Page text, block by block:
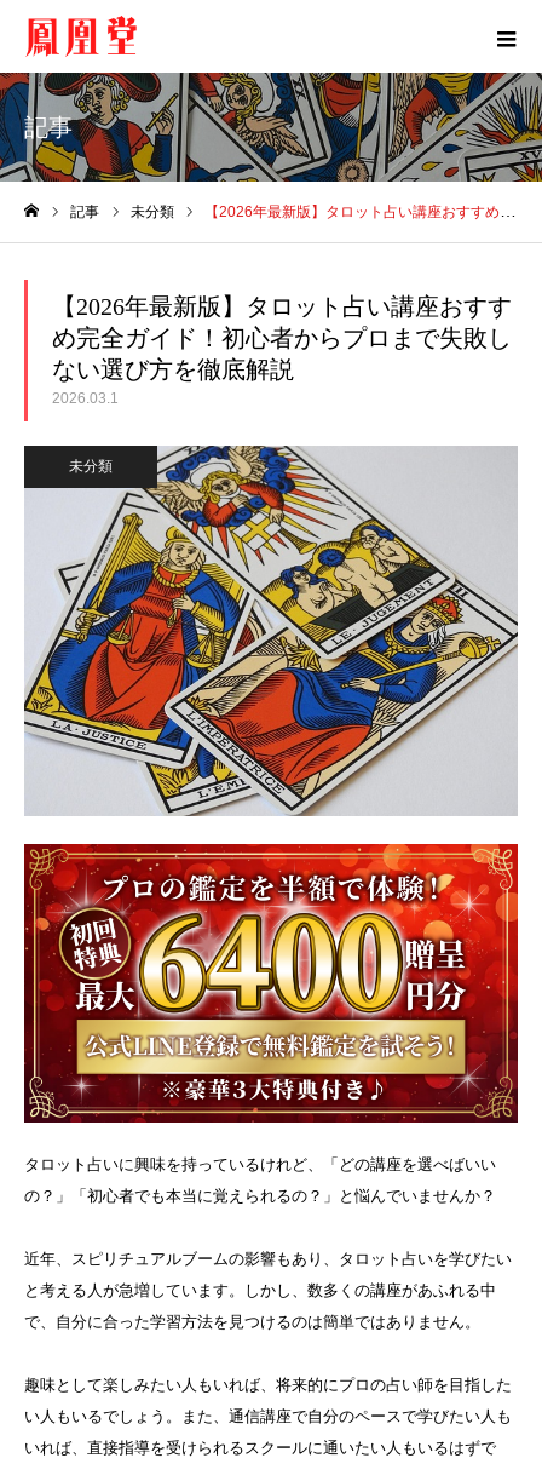
記事
記事 未分類 【2026年最新版】タロット占い講座おすすめ完全ガイド！初心者からプロまで失敗しない選び方を徹底解説
【2026年最新版】タロット占い講座おすす
め完全ガイド！初心者からプロまで失敗し
ない選び方を徹底解説
2026.03.1
未分類
タロット占いに興味を持っているけれど、「どの講座を選べばいい
の？」「初心者でも本当に覚えられるの？」と悩んでいませんか？
近年、スピリチュアルブームの影響もあり、タロット占いを学びたい
と考える人が急増しています。しかし、数多くの講座があふれる中
で、自分に合った学習方法を見つけるのは簡単ではありません。
趣味として楽しみたい人もいれば、将来的にプロの占い師を目指した
い人もいるでしょう。また、通信講座で自分のペースで学びたい人も
いれば、直接指導を受けられるスクールに通いたい人もいるはずで